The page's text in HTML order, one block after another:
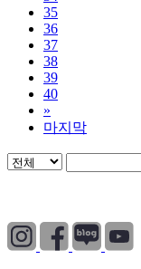
35
36
37
38
39
40
»
마지막